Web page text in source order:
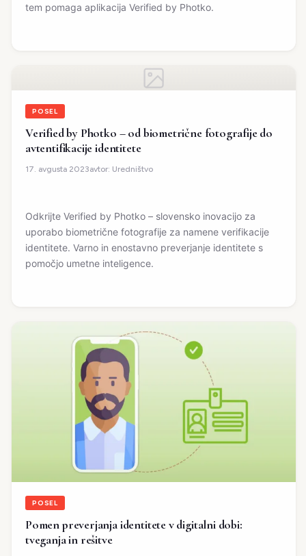
tem pomaga aplikacija Verified by Photko.
POSEL
Verified by Photko – od biometrične fotografije do
avtentifikacije identitete
17. avgusta 2023avtor: Uredništvo
Odkrijte Verified by Photko – slovensko inovacijo za
uporabo biometrične fotografije za namene verifikacije
identitete. Varno in enostavno preverjanje identitete s
pomočjo umetne inteligence.
POSEL
Pomen preverjanja identitete v digitalni dobi:
tveganja in rešitve